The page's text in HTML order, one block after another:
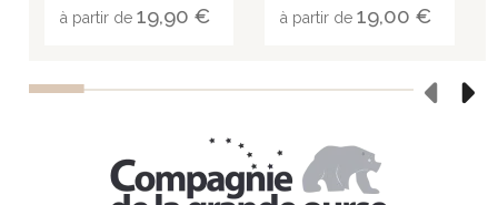
à partir de 19,90 €
à partir de 19,00 €